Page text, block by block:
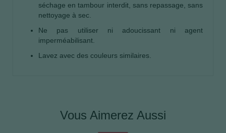
séchage en tambour interdit, sans repassage, sans
nettoyage à sec.
Ne pas utiliser ni adoucissant ni agent
imperméabilisant.
Lavez avec des couleurs similaires.
Vous Aimerez Aussi